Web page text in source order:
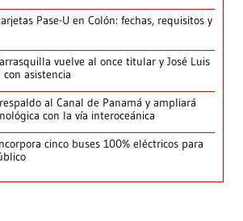
Pase-U en Colón: fechas, requisitos y
vuelve al once titular y José Luis
asistencia
al Canal de Panamá y ampliará
con la vía interoceánica
cinco buses 100% eléctricos para